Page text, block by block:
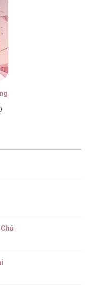
Siết Chặt Nữa!